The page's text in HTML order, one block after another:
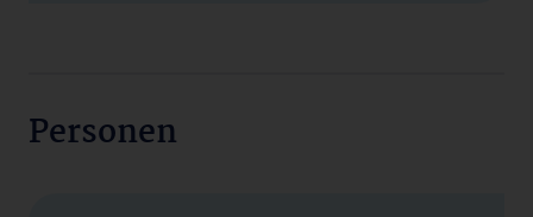
Personen